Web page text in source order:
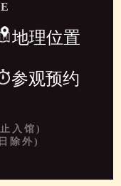
地理位置
参观预约
入馆)
除外)